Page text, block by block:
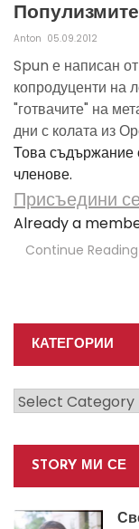
Anton 05.09.2012
Spun е написан
копродуценти на
"готвачите" на
дни с колата из
Това съдържание
членове.
Присъедини
Already a
Continue Reading
КАТЕГОРИИ
Категории
STORY МИ СЕ